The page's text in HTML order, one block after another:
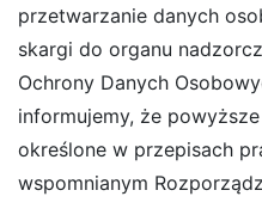
przetwarzanie danych
skargi do organu
Ochrony Danych
informujemy, że
określone w przepisach
wspomnianym